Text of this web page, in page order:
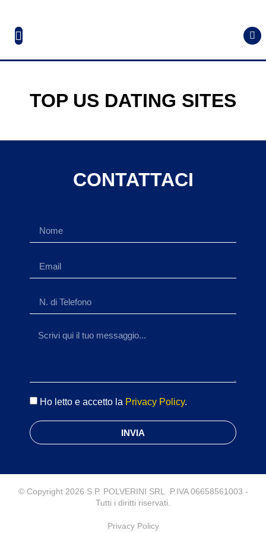
TOP US DATING SITES
CONTATTACI
Ho letto e accetto la Privacy Policy.
INVIA
© Copyright 2026 S.P. POLVERINI SRL. P.IVA 06658561003 -
Tutti i diritti riservati.
Privacy Policy